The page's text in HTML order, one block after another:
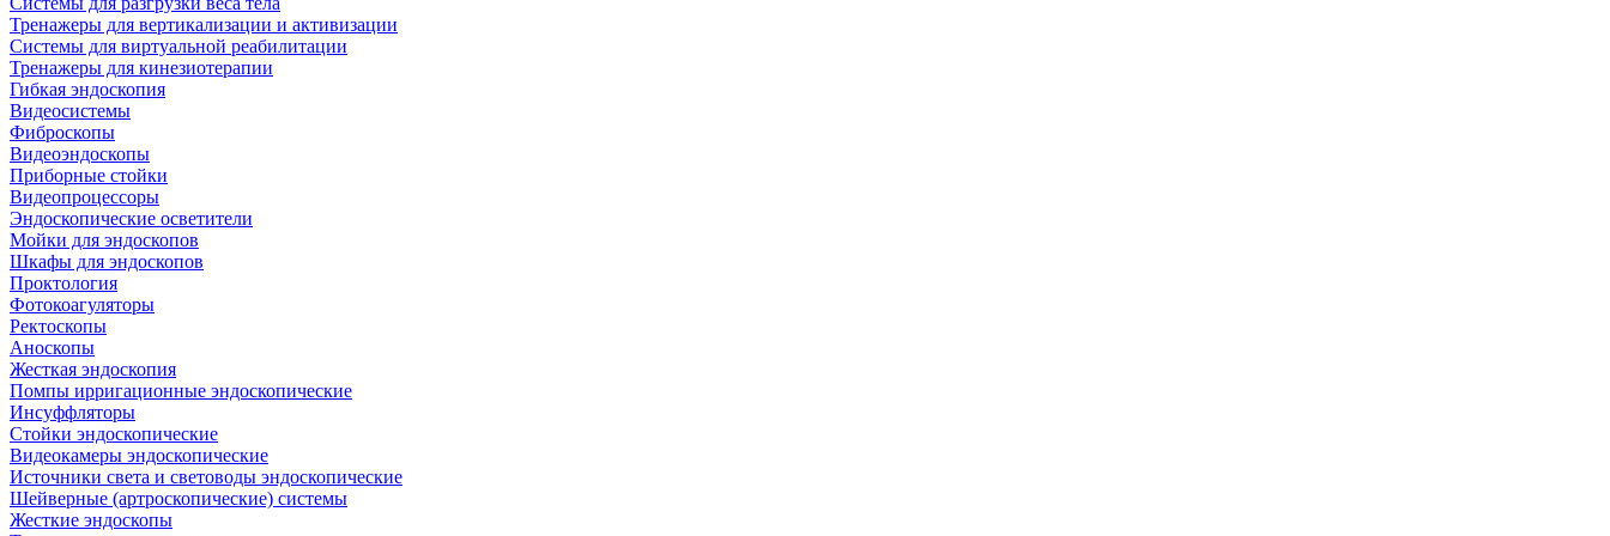
Тренажеры для вертикализации и активизации
Системы для виртуальной реабилитации
Тренажеры для кинезиотерапии
Гибкая эндоскопия
Видеосистемы
Фиброскопы
Видеоэндоскопы
Приборные стойки
Видеопроцессоры
Эндоскопические осветители
Мойки для эндоскопов
Шкафы для эндоскопов
Проктология
Фотокоагуляторы
Ректоскопы
Аноскопы
Жесткая эндоскопия
Помпы ирригационные эндоскопические
Инсуффляторы
Стойки эндоскопические
Видеокамеры эндоскопические
Источники света и световоды эндоскопические
Шейверные (артроскопические) системы
Жесткие эндоскопы